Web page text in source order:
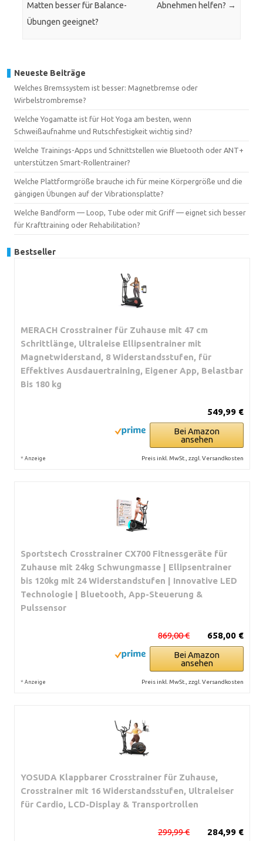
Matten besser für Balance-
Übungen geeignet?
Abnehmen helfen? →
Neueste Beiträge
Welches Bremssystem ist besser: Magnetbremse oder
Wirbelstrombremse?
Welche Yogamatte ist für Hot Yoga am besten, wenn
Schweißaufnahme und Rutschfestigkeit wichtig sind?
Welche Trainings-Apps und Schnittstellen wie Bluetooth oder ANT+
unterstützen Smart-Rollentrainer?
Welche Plattformgröße brauche ich für meine Körpergröße und die
gängigen Übungen auf der Vibrationsplatte?
Welche Bandform — Loop, Tube oder mit Griff — eignet sich besser
für Krafttraining oder Rehabilitation?
Bestseller
MERACH Crosstrainer für Zuhause mit 47 cm
Schrittlänge, Ultraleise Ellipsentrainer mit
Magnetwiderstand, 8 Widerstandsstufen, für
Effektives Ausdauertraining, Eigener App, Belastbar
Bis 180 kg
549,99 €
Bei Amazon
ansehen
* Anzeige Preis inkl. MwSt., zzgl. Versandkosten
Sportstech Crosstrainer CX700 Fitnessgeräte für
Zuhause mit 24kg Schwungmasse | Ellipsentrainer
bis 120kg mit 24 Widerstandstufen | Innovative LED
Technologie | Bluetooth, App-Steuerung &
Pulssensor
658,00 €
869,00 €
Bei Amazon
ansehen
* Anzeige Preis inkl. MwSt., zzgl. Versandkosten
YOSUDA ​​Klappbarer Crosstrainer für Zuhause,
Crosstrainer mit 16 Widerstandsstufen, Ultraleiser
für Cardio, LCD-Display & Transportrollen
284,99 €
299,99 €